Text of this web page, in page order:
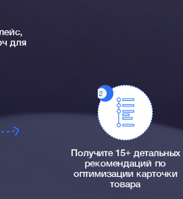
для
Получите 15+ детальных
рекомендаций по
оптимизации карточки
товара